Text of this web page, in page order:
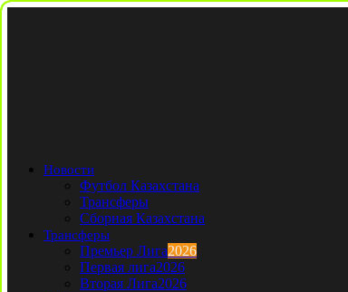
Новости
Футбол Казахстана
Трансферы
Сборная Казахстана
Трансферы
Премьер Лига2026
Первая лига2026
Вторая Лига2026